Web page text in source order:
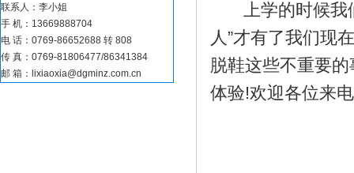
上学的时候我们
人”才有了我们现
脱鞋这些不重要
体验!欢迎各位来
联系人：李小姐
手 机：13669888704
电 话：0769-86652688 转 808
传 真：0769-81806477/86341384
邮 箱：lixiaoxia@dgminz.com.cn